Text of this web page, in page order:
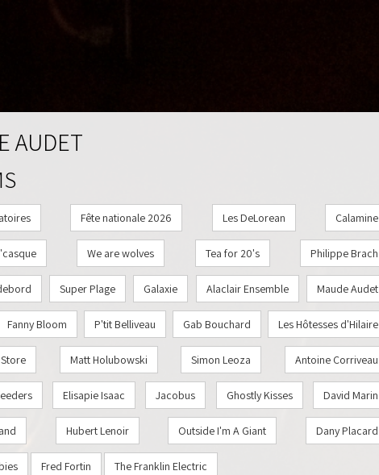
AUDET
Fête nationale 2026 Les DeLorean Calamine
We are wolves Tea for 20's Philippe Brach
Super Plage Galaxie Alaclair Ensemble Maude Audet
Fanny Bloom P'tit Belliveau Gab Bouchard Les Hôtesses d'Hilaire
Matt Holubowski Simon Leoza Antoine Corriveau
Elisapie Isaac Jacobus Ghostly Kisses David Marin
Hubert Lenoir Outside I'm A Giant Dany Placard
Fred Fortin The Franklin Electric